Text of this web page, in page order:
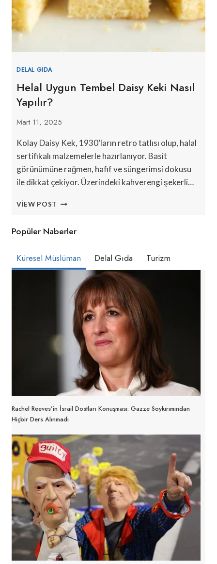
DELAL GIDA
Helal Uygun Tembel Daisy Keki Nasıl
Yapılır?
Mart 11, 2025
Kolay Daisy Kek, 1930’ların retro tatlısı olup, halal
sertifikalı malzemelerle hazırlanıyor. Basit
görünümüne rağmen, hafif ve süngerimsi dokusu
ile dikkat çekiyor. Üzerindeki kahverengi şekerli…
VIEW POST HELAL
DAISY
YAPILIR?
Popüler Naberler
Küresel Müslüman Delal Gıda Turizm
Rachel Reeves’in İsrail Dostları Konuşması: Gazze Soykırımından
Hiçbir Ders Alınmadı